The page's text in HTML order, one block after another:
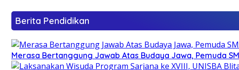
Berita Pendidikan
Merasa Bertanggung Jawab Atas Budaya Jawa, Pemuda